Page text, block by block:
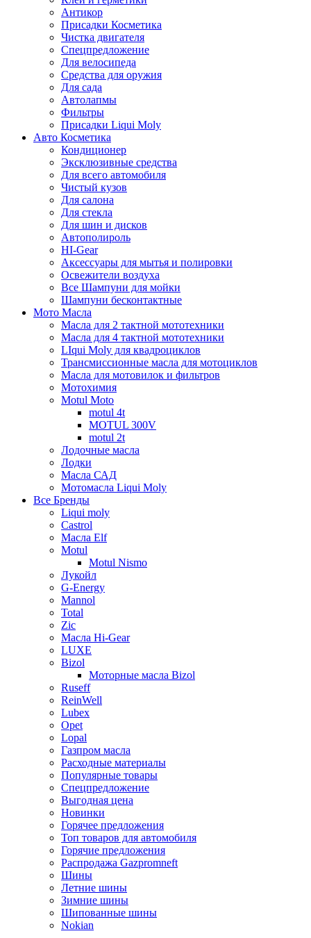
Антикор
Присадки Косметика
Чистка двигателя
Спецпредложение
Для велосипеда
Средства для оружия
Для сада
Автолапмы
Фильтры
Присадки Liqui Moly
Авто Косметика
Кондиционер
Эксклюзивные средства
Для всего автомобиля
Чистый кузов
Для салона
Для стекла
Для шин и дисков
Автополироль
HI-Gear
Аксессуары для мытья и полировки
Освежители воздуха
Все Шампуни для мойки
Шампуни бесконтактные
Мото Масла
Масла для 2 тактной мототехники
Масла для 4 тактной мототехники
LIqui Moly для квадроциклов
Трансмиссионные масла для мотоциклов
Масла для мотовилок и фильтров
Мотохимия
Motul Moto
motul 4t
MOTUL 300V
motul 2t
Лодочные масла
Лодки
Масла САД
Мотомасла Liqui Moly
Все Бренды
Liqui moly
Castrol
Масла Elf
Motul
Motul Nismo
Лукойл
G-Energy
Mannol
Total
Zic
Масла Hi-Gear
LUXE
Bizol
Моторные масла Bizol
Ruseff
ReinWell
Lubex
Opet
Lopal
Газпром масла
Расходные материалы
Популярные товары
Спецпредложение
Выгодная цена
Новинки
Горячее предложения
Топ товаров для автомобиля
Горячие предложения
Распродажа Gazpromneft
Шины
Летние шины
Зимние шины
Шипованные шины
Nokian